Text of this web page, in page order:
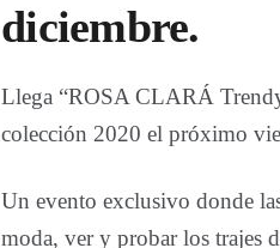
diciembre.
Llega “ROSA CLARÁ
colección 2020 el próximo
Un evento exclusivo donde
moda, ver y probar los trajes